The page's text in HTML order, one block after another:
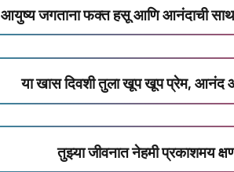
आयुष्य जगताना फक्त हसू आणि आनंदाची
या खास दिवशी तुला खूप खूप प्रेम, आनंद
तुझ्या जीवनात नेहमी प्रकाशमय